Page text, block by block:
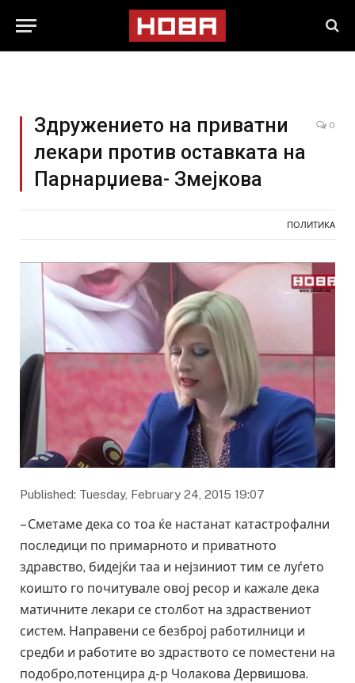
Здружението на приватни
лекари против оставката на
Парнарџиева- Змејкова
0
ПОЛИТИКА
Published: Tuesday, February 24, 2015 19:07
– Сметаме дека со тоа ќе настанат катастрофални
последици по примарното и приватното
здравство, бидејќи таа и нејзиниот тим се луѓето
коишто го почитувале овој ресор и кажале дека
матичните лекари се столбот на здраствениот
систем. Направени се безброј работилници и
средби и работите во здраството се поместени на
подобро,потенцира д-р Чолакова Дервишова.